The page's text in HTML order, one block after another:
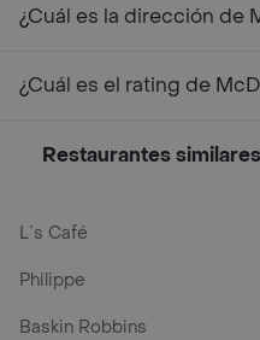
¿Cuál es la dirección de
¿Cuál es el rating de
Restaurantes
L´s Café
Philippe
Baskin Robbins